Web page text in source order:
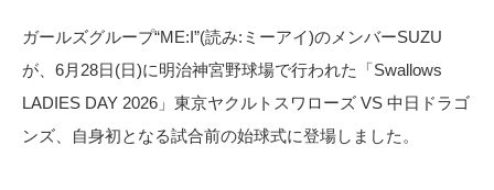
ガールズグループ“ME:I”(読み:ミーアイ)のメンバーSUZU
が、6月28日(日)に明治神宮野球場で行われた「Swallows
LADIES DAY 2026」東京ヤクルトスワローズ VS 中日ドラゴ
ンズ、自身初となる試合前の始球式に登場しました。